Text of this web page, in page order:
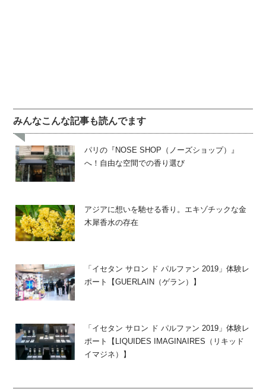
みんなこんな記事も読んでます
パリの『NOSE SHOP（ノーズショップ）』
へ！自由な空間での香り選び
アジアに想いを馳せる香り。エキゾチックな金
木犀香水の存在
「イセタン サロン ド パルファン 2019」体験レ
ポート【GUERLAIN（ゲラン）】
「イセタン サロン ド パルファン 2019」体験レ
ポート【LIQUIDES IMAGINAIRES（リキッド
イマジネ）】